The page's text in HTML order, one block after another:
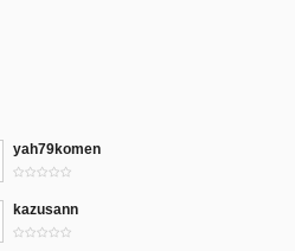
yah79komen
kazusann